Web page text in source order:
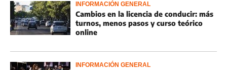
INFORMACIÓN GENERAL
Cambios en la licencia de conducir: más
turnos, menos pasos y curso teórico
online
INFORMACIÓN GENERAL